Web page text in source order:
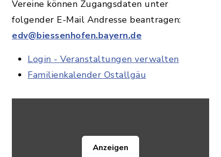
Vereine können Zugangsdaten unter
folgender E-Mail Andresse beantragen:
edv@biessenhofen.bayern.de
Login - Veranstaltungen verwalten
Familienkalender Ostallgäu
Anzeigen